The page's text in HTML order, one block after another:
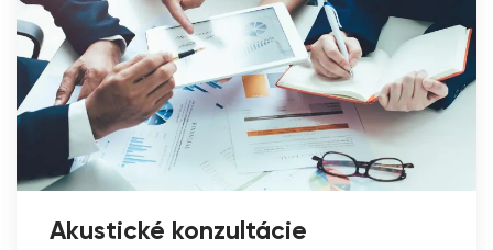
Akustické konzultácie